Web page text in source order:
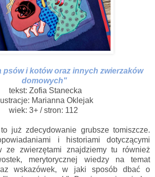
psów i kotów oraz innych zwierzaków
domowych"
tekst: Zofia Stanecka
Marianna Oklejak
wiek: 3+ / stron: 112
już zdecydowanie grubsze tomiszcze.
i historiami dotyczącymi
ze zwierzętami znajdziemy tu również
merytorycznej wiedzy na temat
wskazówek, w jaki sposób dbać o